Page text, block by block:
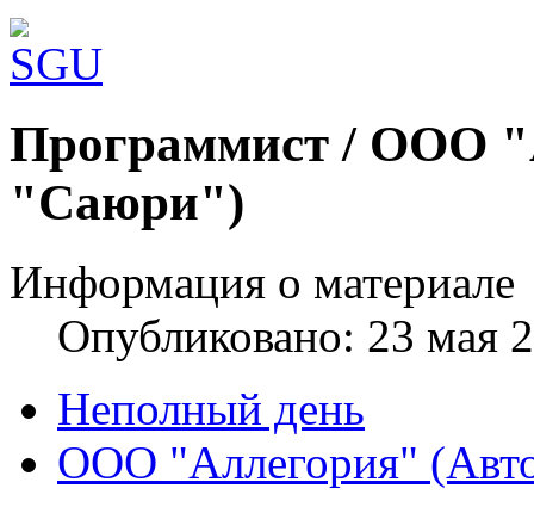
Шаблоны Joomla 3 здесь: http://www.joomla3x.ru/joomla3-
Программист / ООО
"Саюри")
Информация о материале
Опубликовано: 23 мая
Неполный день
ООО "Аллегория"